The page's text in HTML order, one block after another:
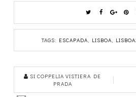
TAGS: ESCAPADA LISBOA
SI COPPELIA VISTIERA DE
PRADA